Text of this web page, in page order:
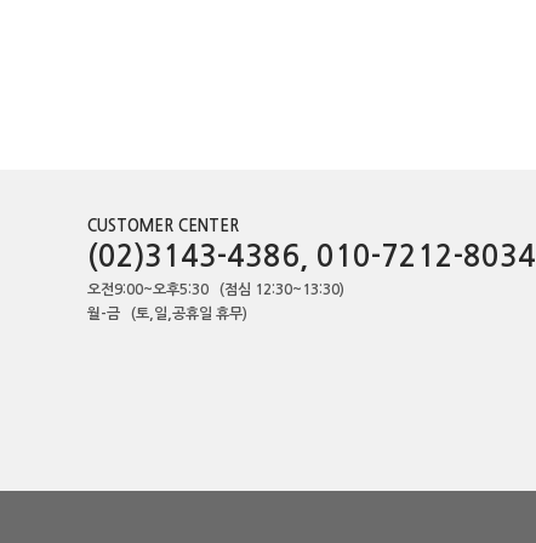
CUSTOMER CENTER
(02)3143-4386, 010-7212-8034
오전9:00~오후5:30 (점심 12:30~13:30)
월-금 (토,일,공휴일 휴무)